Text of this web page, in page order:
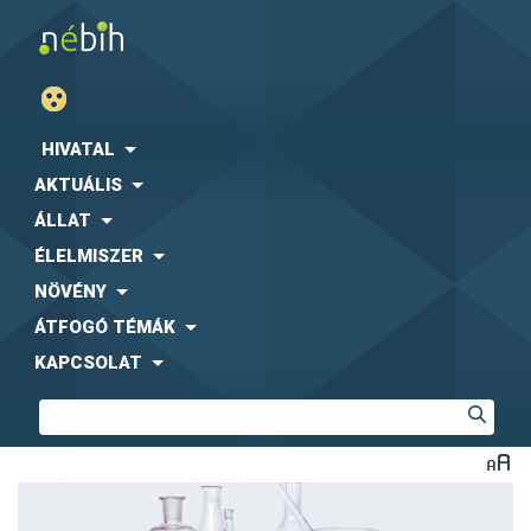
HIVATAL
AKTUÁLIS
ÁLLAT
ÉLELMISZER
NÖVÉNY
ÁTFOGÓ TÉMÁK
KAPCSOLAT